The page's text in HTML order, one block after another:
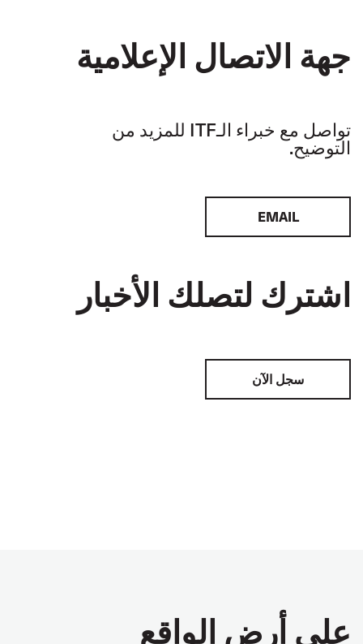
جهة الاتصال الإعلامية
تواصل مع خبراء الـITF للمزيد من
التوضيح.
EMAIL
اشترك لتصلك الأخبار
سجل الآن
على أرض الواقع